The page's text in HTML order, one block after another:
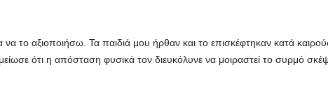
το αξιοποιήσω. Τα παιδιά μου ήρθαν και το επισκέφτηκαν κατά
ότι η απόσταση φυσικά τον διευκόλυνε να μοιραστεί το συρμό